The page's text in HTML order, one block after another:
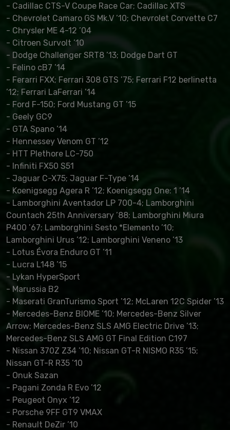
- Cadillac CTS-V Coupe Race Car; Cadillac XTS
- Chevrolet Camaro GS Mk.V ’10; Chevrolet Corvette C7
- Chrysler ME 4-12 ’04
- Citroen Survolt ’10
- Dodge Challenger SRT8 ’13; Dodge Dart GT
- Felino cB7 ’14
- Ferarri FXX; Ferrari 308 GTS ’75; Ferrari F12 berlinetta
’12; Ferrari LaFerrari ’14
- Ford F-150; Ford Mustang GT ’15
- Geely GC9
- GTA Spano ’14
- Hennessey Venom GT ’12
- HTT Plethore LC-750
- Infiniti FX50 S51
- Jaguar C-X75; Jaguar F-Type ’14
- Koenigsegg Agera R ’12; Koenigsegg One: 1 ’14
- Lamborghini Aventador LP 700-4; Lamborghini
Countach 25th Anniversary ’88; Lamborghini Miura
P400 ’67; Lamborghini Sesto *Elemento ’10;
Lamborghini Urus ’12; Lamborghini Veneno ’13
- Lotus Évora Enduro GT ’11
- Lucra L148 ’15
- Lykan HyperSport
- Marussia B2
- Maserati GranTurismo Sport ’12; McLaren 12C Spider ’13
- Mercedes-Benz BIOME ’10; Mercedes-Benz Silver
Arrow; Mercedes-Benz SLS AMG Electric Drive ’13;
Mercedes-Benz SLS AMG GT Final Edition C197
- Nissan 370Z Z34 ’10; Nissan GT-R NISMO R35 ’15;
Nissan GT-R R35 ’10
- Onuk Sazan
- Pagani Zonda R Evo ’12
- Peugeot Onyx ’12
- Porsche 9FF GT9 VMAX
- Renault DeZir ’10